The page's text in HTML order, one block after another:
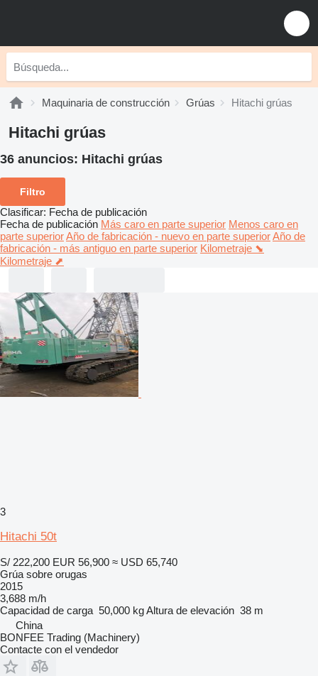
Maquinaria de construcción Grúas Hitachi grúas
Hitachi grúas
36 anuncios: Hitachi grúas
Filtro
Clasificar: Fecha de publicación
Fecha de publicación Más caro en parte superior Menos caro en
parte superiorAño de fabricación - nuevo en parte superiorAño de
fabricación - más antiguo en parte superior Kilometraje ⬊
Kilometraje ⬈
3
Hitachi 50t
S/ 222,200 EUR 56,900 ≈ USD 65,740
Grúa sobre orugas
2015
3,688 m/h
Capacidad de carga 50,000 kgAltura de elevación 38 m
China
BONFEE Trading (Machinery)
Contacte con el vendedor